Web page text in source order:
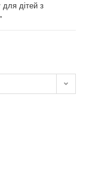
дітей з